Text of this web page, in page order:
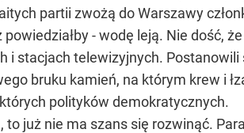
partii zwożą do Warszawy
- wodę leją. Nie dość,
i stacjach telewizyjnych.
bruku kamień, na którym krew i
polityków demokratycznych.
już nie ma szans się rozwinąć.